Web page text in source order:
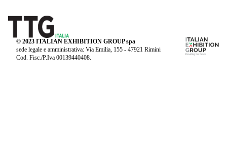
© 2023 ITALIAN EXHIBITION GROUP spa
sede legale e amministrativa: Via Emilia, 155 - 47921 Rimini
Cod. Fisc./P.Iva 00139440408.